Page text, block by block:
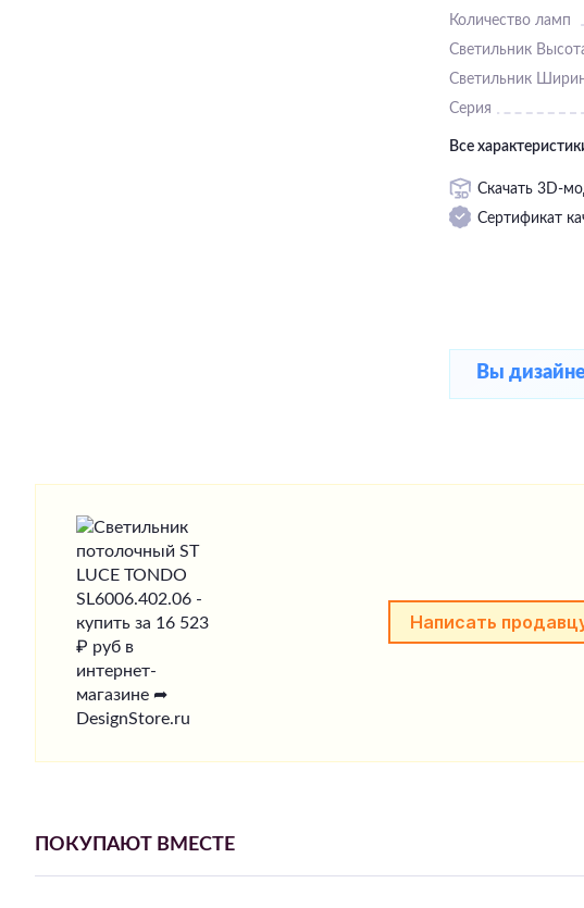
Количество ламп
Светильник
Светильник
Серия
Все
Скачать 3D-
Сертификат
Вы
Написать
ПОКУПАЮТ ВМЕСТЕ